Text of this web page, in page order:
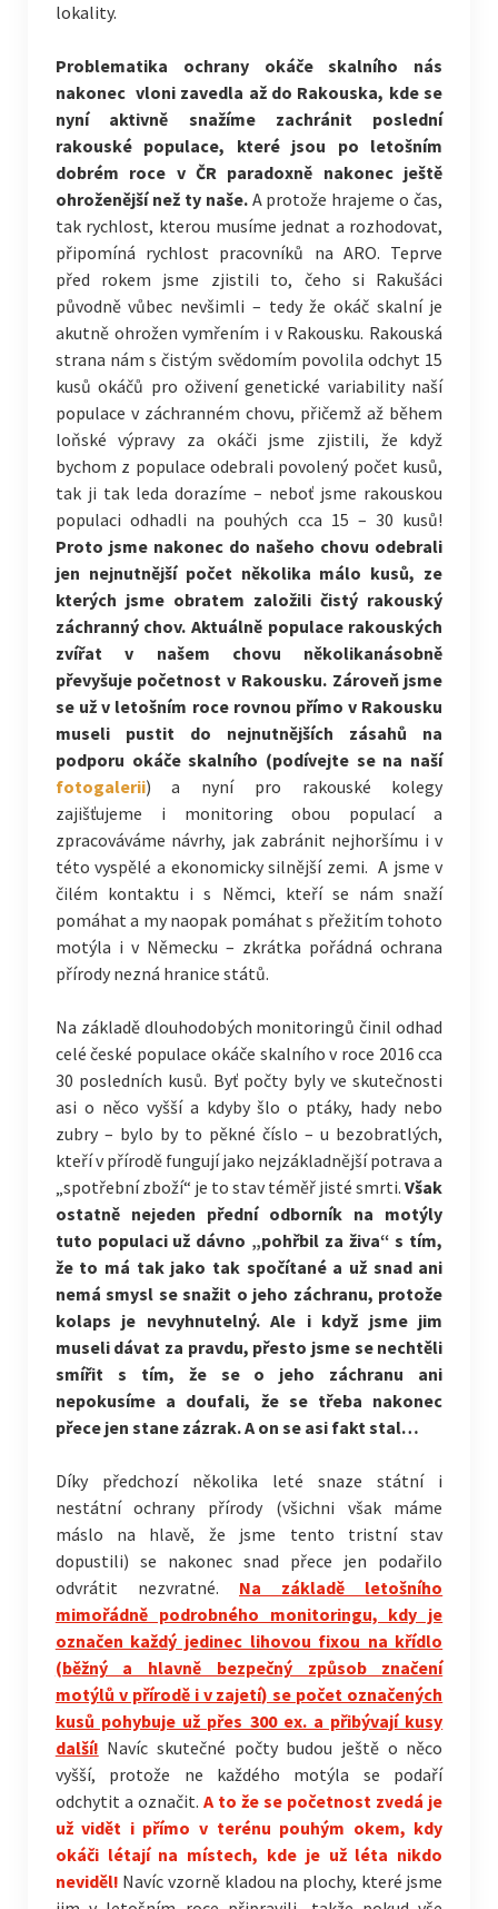
lokality.
Problematika ochrany okáče skalního nás
nakonec vloni zavedla až do Rakouska, kde se
nyní aktivně snažíme zachránit poslední
rakouské populace, které jsou po letošním
dobrém roce v ČR paradoxně nakonec ještě
ohroženější než ty naše.A protože hrajeme o čas,
tak rychlost, kterou musíme jednat a rozhodovat,
připomíná rychlost pracovníků na ARO. Teprve
před rokem jsme zjistili to, čeho si Rakušáci
původně vůbec nevšimli – tedy že okáč skalní je
akutně ohrožen vymřením i v Rakousku. Rakouská
strana nám s čistým svědomím povolila odchyt 15
kusů okáčů pro oživení genetické variability naší
populace v záchranném chovu, přičemž až během
loňské výpravy za okáči jsme zjistili, že když
bychom z populace odebrali povolený počet kusů,
tak ji tak leda dorazíme – neboť jsme rakouskou
populaci odhadli na pouhých cca 15 – 30 kusů!
Proto jsme nakonec do našeho chovu odebrali
jen nejnutnější počet několika málo kusů, ze
kterých jsme obratem založili čistý rakouský
záchranný chov. Aktuálně populace rakouských
zvířat v našem chovu několikanásobně
převyšuje početnost v Rakousku. Zároveň jsme
se už v letošním roce rovnou přímo v Rakousku
museli pustit do nejnutnějších zásahů na
podporu okáče skalního (podívejte se na naší
fotogalerii) a nyní pro rakouské kolegy
zajišťujeme i monitoring obou populací a
zpracováváme návrhy, jak zabránit nejhoršímu i v
této vyspělé a ekonomicky silnější zemi. A jsme v
čilém kontaktu i s Němci, kteří se nám snaží
pomáhat a my naopak pomáhat s přežitím tohoto
motýla i v Německu – zkrátka pořádná ochrana
přírody nezná hranice států.
Na základě dlouhodobých monitoringů činil odhad
celé české populace okáče skalního v roce 2016 cca
30 posledních kusů. Byť počty byly ve skutečnosti
asi o něco vyšší a kdyby šlo o ptáky, hady nebo
zubry – bylo by to pěkné číslo – u bezobratlých,
kteří v přírodě fungují jako nejzákladnější potrava a
„spotřební zboží“ je to stav téměř jisté smrti.Však
ostatně nejeden přední odborník na motýly
tuto populaci už dávno „pohřbil za živa“ s tím,
že to má tak jako tak spočítané a už snad ani
nemá smysl se snažit o jeho záchranu, protože
kolaps je nevyhnutelný. Ale i když jsme jim
museli dávat za pravdu, přesto jsme se nechtěli
smířit s tím, že se o jeho záchranu ani
nepokusíme a doufali, že se třeba nakonec
přece jen stane zázrak. A on se asi fakt stal…
Díky předchozí několika leté snaze státní i
nestátní ochrany přírody (všichni však máme
máslo na hlavě, že jsme tento tristní stav
dopustili) se nakonec snad přece jen podařilo
odvrátit nezvratné. Na základě letošního
mimořádně podrobného monitoringu, kdy je
označen každý jedinec lihovou fixou na křídlo
(běžný a hlavně bezpečný způsob značení
motýlů v přírodě i v zajetí) se počet označených
kusů pohybuje už přes 300 ex. a přibývají kusy
další! Navíc skutečné počty budou ještě o něco
vyšší, protože ne každého motýla se podaří
odchytit a označit. A to že se početnost zvedá je
už vidět i přímo v terénu pouhým okem, kdy
okáči létají na místech, kde je už léta nikdo
neviděl! Navíc vzorně kladou na plochy, které jsme